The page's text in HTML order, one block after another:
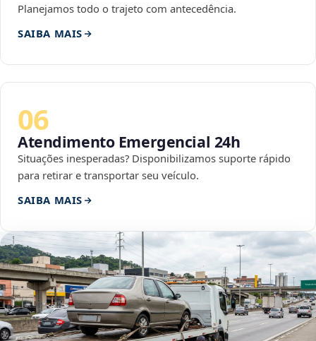
Planejamos todo o trajeto com antecedência.
SAIBA MAIS
06
Atendimento Emergencial 24h
Situações inesperadas? Disponibilizamos suporte rápido
para retirar e transportar seu veículo.
SAIBA MAIS